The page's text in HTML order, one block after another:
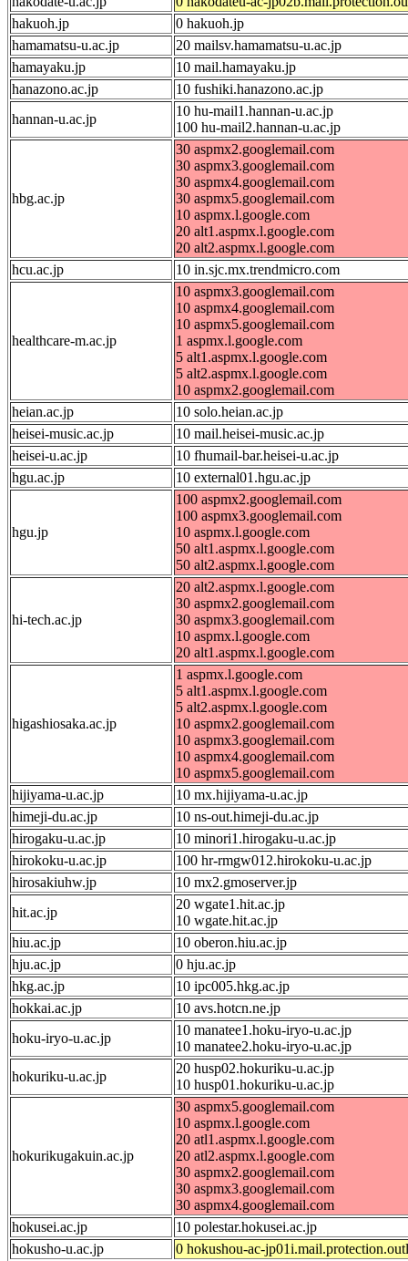
hakuoh.jp
0 hakuoh.jp
hamamatsu-u.ac.jp
20 mailsv.hamamatsu-u.ac.jp
hamayaku.jp
10 mail.hamayaku.jp
hanazono.ac.jp
10 fushiki.hanazono.ac.jp
hannan-u.ac.jp
10 hu-mail1.hannan-u.ac.jp
100 hu-mail2.hannan-u.ac.jp
hbg.ac.jp
30 aspmx2.googlemail.com
30 aspmx3.googlemail.com
30 aspmx4.googlemail.com
30 aspmx5.googlemail.com
10 aspmx.l.google.com
20 alt1.aspmx.l.google.com
20 alt2.aspmx.l.google.com
hcu.ac.jp
10 in.sjc.mx.trendmicro.com
healthcare-m.ac.jp
10 aspmx3.googlemail.com
10 aspmx4.googlemail.com
10 aspmx5.googlemail.com
1 aspmx.l.google.com
5 alt1.aspmx.l.google.com
5 alt2.aspmx.l.google.com
10 aspmx2.googlemail.com
heian.ac.jp
10 solo.heian.ac.jp
heisei-music.ac.jp
10 mail.heisei-music.ac.jp
heisei-u.ac.jp
10 fhumail-bar.heisei-u.ac.jp
hgu.ac.jp
10 external01.hgu.ac.jp
hgu.jp
100 aspmx2.googlemail.com
100 aspmx3.googlemail.com
10 aspmx.l.google.com
50 alt1.aspmx.l.google.com
50 alt2.aspmx.l.google.com
hi-tech.ac.jp
20 alt2.aspmx.l.google.com
30 aspmx2.googlemail.com
30 aspmx3.googlemail.com
10 aspmx.l.google.com
20 alt1.aspmx.l.google.com
higashiosaka.ac.jp
1 aspmx.l.google.com
5 alt1.aspmx.l.google.com
5 alt2.aspmx.l.google.com
10 aspmx2.googlemail.com
10 aspmx3.googlemail.com
10 aspmx4.googlemail.com
10 aspmx5.googlemail.com
hijiyama-u.ac.jp
10 mx.hijiyama-u.ac.jp
himeji-du.ac.jp
10 ns-out.himeji-du.ac.jp
hirogaku-u.ac.jp
10 minori1.hirogaku-u.ac.jp
hirokoku-u.ac.jp
100 hr-rmgw012.hirokoku-u.ac.jp
hirosakiuhw.jp
10 mx2.gmoserver.jp
hit.ac.jp
20 wgate1.hit.ac.jp
10 wgate.hit.ac.jp
hiu.ac.jp
10 oberon.hiu.ac.jp
hju.ac.jp
0 hju.ac.jp
hkg.ac.jp
10 ipc005.hkg.ac.jp
hokkai.ac.jp
10 avs.hotcn.ne.jp
hoku-iryo-u.ac.jp
10 manatee1.hoku-iryo-u.ac.jp
10 manatee2.hoku-iryo-u.ac.jp
hokuriku-u.ac.jp
20 husp02.hokuriku-u.ac.jp
10 husp01.hokuriku-u.ac.jp
hokurikugakuin.ac.jp
30 aspmx5.googlemail.com
10 aspmx.l.google.com
20 atl1.aspmx.l.google.com
20 atl2.aspmx.l.google.com
30 aspmx2.googlemail.com
30 aspmx3.googlemail.com
30 aspmx4.googlemail.com
hokusei.ac.jp
10 polestar.hokusei.ac.jp
hokusho-u.ac.jp
0 hokushou-ac-